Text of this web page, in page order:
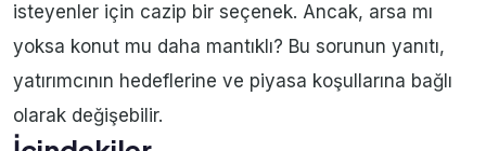
isteyenler için cazip bir seçenek. Ancak, arsa mı
yoksa konut mu daha mantıklı? Bu sorunun yanıtı,
yatırımcının hedeflerine ve piyasa koşullarına bağlı
olarak değişebilir.